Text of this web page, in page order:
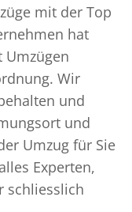
mit der Top
hat
Umzügen
Wir
und
und
Umzug für Sie
Experten,
schliesslich